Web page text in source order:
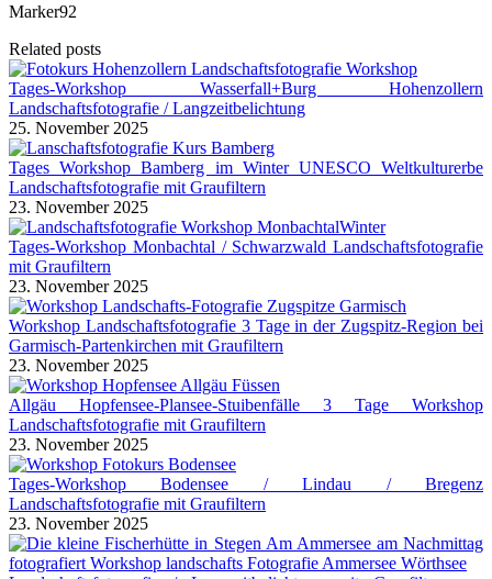
Marker92
Related posts
Tages-Workshop Wasserfall+Burg Hohenzollern
Landschaftsfotografie / Langzeitbelichtung
25. November 2025
Tages Workshop Bamberg im Winter UNESCO Weltkulturerbe
Landschaftsfotografie mit Graufiltern
23. November 2025
Tages-Workshop Monbachtal / Schwarzwald Landschaftsfotografie
mit Graufiltern
23. November 2025
Workshop Landschaftsfotografie 3 Tage in der Zugspitz-Region bei
Garmisch-Partenkirchen mit Graufiltern
23. November 2025
Allgäu Hopfensee-Plansee-Stuibenfälle 3 Tage Workshop
Landschaftsfotografie mit Graufiltern
23. November 2025
Tages-Workshop Bodensee / Lindau / Bregenz
Landschaftsfotografie mit Graufiltern
23. November 2025